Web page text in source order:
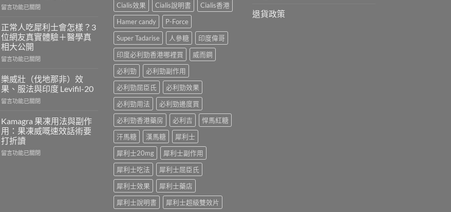
在
期
服
用
威
而
會
導
致
不
嗎？
科
學
實
證
留言功能已關閉
正常人吃犀利士會怎樣？3
位網友真實體驗＋醫學真
相大公開
在
常
人
吃
犀
士
會
怎
樣？
3
留言功能已關閉
樂威壯（伐地那非）效
果、服法與印度 Levifil-20
在
威
壯
（伐
地
那
留言功能已關閉
Kamagra 果凍用法與副作
用：果凍威嘅速效話術要
打折讀
在
留言功能已關閉
Cialis效果
Cialis說明書
Cialis香港
Hamer candy
P-Force
Super Tadarise
人參糖
印度偉哥
印度必利勁香港哪裡買
威而鋼
必利勁
必利勁副作用
必利勁屈臣氏
必利勁效果
必利勁用法
必利勁邊度買
必利勁香港藥房
必利吉
悍馬紅糖
汗馬糖
漢馬糖
犀利士
犀利士20mg
犀利士副作用
犀利士吃法
犀利士屈臣氏
犀利士效果
犀利士藥店
犀利士說明書
犀利士超級雙效片
退貨政策